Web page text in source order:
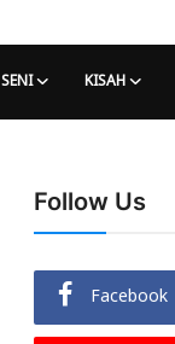
SENI KISAH
Follow Us
Facebook